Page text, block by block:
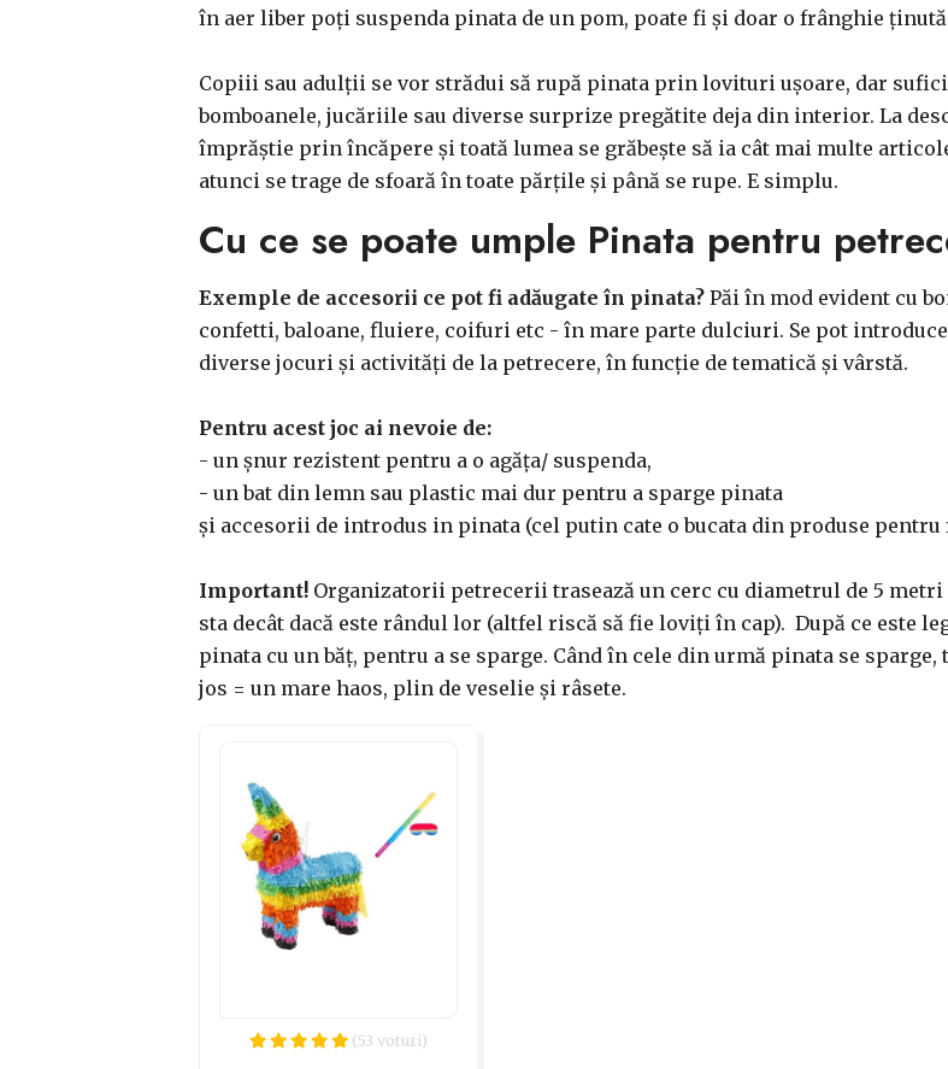
în aer liber poți suspenda pinata de un pom, poate fi și doar o frânghie
Copiii sau adulții se vor strădui să rupă pinata prin lovituri ușoare, dar
bomboanele, jucăriile sau diverse surprize pregătite deja din interior. La
împrăștie prin încăpere și toată lumea se grăbește să ia cât mai multe
atunci se trage de sfoară în toate părțile și până se rupe. E simplu.
Cu ce se poate umple Pinata pentru
Exemple de accesorii ce pot fi adăugate în pinata?Păi în mod evident cu
confetti, baloane, fluiere, coifuri etc - în mare parte dulciuri. Se pot
diverse jocuri și activități de la petrecere, în funcție de tematică și vârstă.
Pentru acest joc ai nevoie de:
- un șnur rezistent pentru a o agăța/ suspenda,
- un bat din lemn sau plastic mai dur pentru a sparge pinata
și accesorii de introdus in pinata (cel putin cate o bucata din produse
Important! Organizatorii petrecerii trasează un cerc cu diametrul de 5
sta decât dacă este rândul lor (altfel riscă să fie loviți în cap). După ce este
pinata cu un băț, pentru a se sparge. Când în cele din urmă pinata se
jos = un mare haos, plin de veselie și râsete.
(53 voturi)